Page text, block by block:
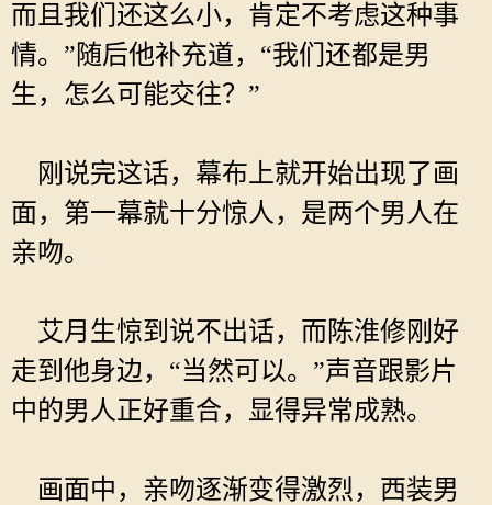
而且我们还这么小，肯定不考虑这种事
情。”随后他补充道，“我们还都是男
生，怎么可能交往？”
刚说完这话，幕布上就开始出现了画
面，第一幕就十分惊人，是两个男人在
亲吻。
艾月生惊到说不出话，而陈淮修刚好
走到他身边，“当然可以。”声音跟影片
中的男人正好重合，显得异常成熟。
画面中，亲吻逐渐变得激烈，西装男